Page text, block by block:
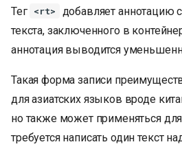
л
з
ц
Тег <rt>
добавляет аннотацию
текста, заключенного в
аннотация выводится
Такая форма записи
для азиатских языков вроде
но также может применяться
требуется написать один текст